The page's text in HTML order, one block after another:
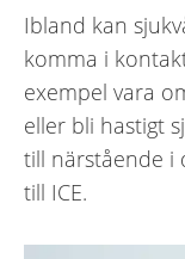
Ibland kan
komma i
exempel vara
eller bli hastigt
till närstående i
till ICE.